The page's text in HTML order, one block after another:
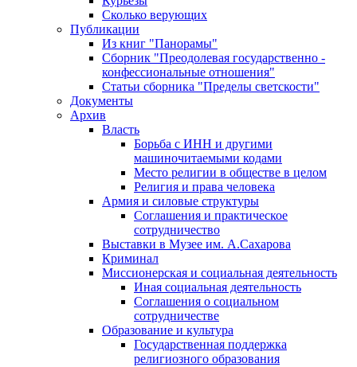
Сколько верующих
Публикации
Из книг "Панорамы"
Сборник "Преодолевая государственно -
конфессиональные отношения"
Статьи сборника "Пределы светскости"
Документы
Архив
Власть
Борьба с ИНН и другими
машиночитаемыми кодами
Место религии в обществе в целом
Религия и права человека
Армия и силовые структуры
Соглашения и практическое
сотрудничество
Выставки в Музее им. А.Сахарова
Криминал
Миссионерская и социальная деятельность
Иная социальная деятельность
Соглашения о социальном
сотрудничестве
Образование и культура
Государственная поддержка
религиозного образования